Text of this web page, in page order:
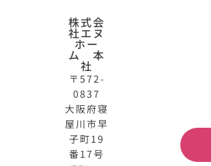
株式会
社エヌ
ホー
ム 本
社
〒572-
0837
大阪府寝
屋川市早
子町19
番17号